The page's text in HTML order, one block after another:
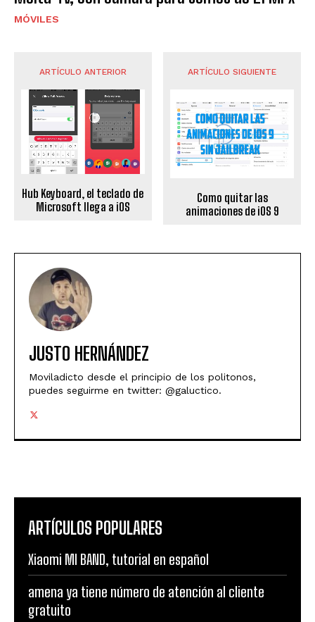
MÓVILES
ARTÍCULO ANTERIOR
Hub Keyboard, el teclado de
Microsoft llega a iOS
ARTÍCULO SIGUIENTE
Como quitar las
animaciones de iOS 9
JUSTO HERNÁNDEZ
Moviladicto desde el principio de los politonos,
puedes seguirme en twitter: @galuctico.
ARTÍCULOS POPULARES
Xiaomi MI BAND, tutorial en español
amena ya tiene número de atención al cliente
gratuito